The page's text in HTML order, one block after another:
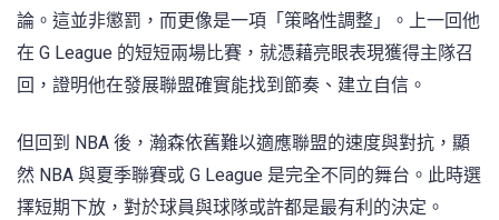
論。這並非懲罰，而更像是一項「策略性調整」。上一回他
在 G League 的短短兩場比賽，就憑藉亮眼表現獲得主隊召
回，證明他在發展聯盟確實能找到節奏、建立自信。
但回到 NBA 後，瀚森依舊難以適應聯盟的速度與對抗，顯
然 NBA 與夏季聯賽或 G League 是完全不同的舞台。此時選
擇短期下放，對於球員與球隊或許都是最有利的決定。